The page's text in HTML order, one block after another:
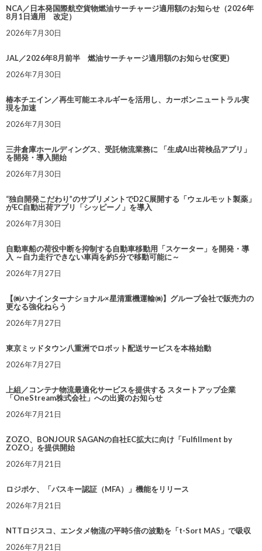
NCA／日本発国際航空貨物燃油サーチャージ適用額のお知らせ（2026年
8月1日適用 改定）
2026年7月30日
JAL／2026年8月前半 燃油サーチャージ適用額のお知らせ(変更)
2026年7月30日
椿本チエイン／再生可能エネルギーを活用し、カーボンニュートラル実
現を加速
2026年7月30日
三井倉庫ホールディングス、受託物流業務に 「生成AI出荷検品アプリ」
を開発・導入開始
2026年7月30日
“独自開発こだわり”のサプリメントでD2C展開する「ウェルモット製薬」
がEC自動出荷アプリ「シッピーノ」を導入
2026年7月30日
自動車船の荷役中断を抑制する自動車移動用「スケーター」を開発・導
入 ～自力走行できない車両を約5分で移動可能に～
2026年7月27日
【㈱ハナインターナショナル×星清重機運輸㈱】グループ会社で販売力の
更なる強化ねらう
2026年7月27日
東京ミッドタウン八重洲でロボット配送サービスを本格始動
2026年7月27日
上組／コンテナ物流最適化サービスを提供する スタートアップ企業
「OneStream株式会社」への出資のお知らせ
2026年7月21日
ZOZO、BONJOUR SAGANの自社EC拡大に向け「Fulfillment by
ZOZO」を提供開始
2026年7月21日
ロジポケ、「パスキー認証（MFA）」機能をリリース
2026年7月21日
NTTロジスコ、エンタメ物流の平時5倍の波動を「t-Sort MAS」で吸収
2026年7月21日